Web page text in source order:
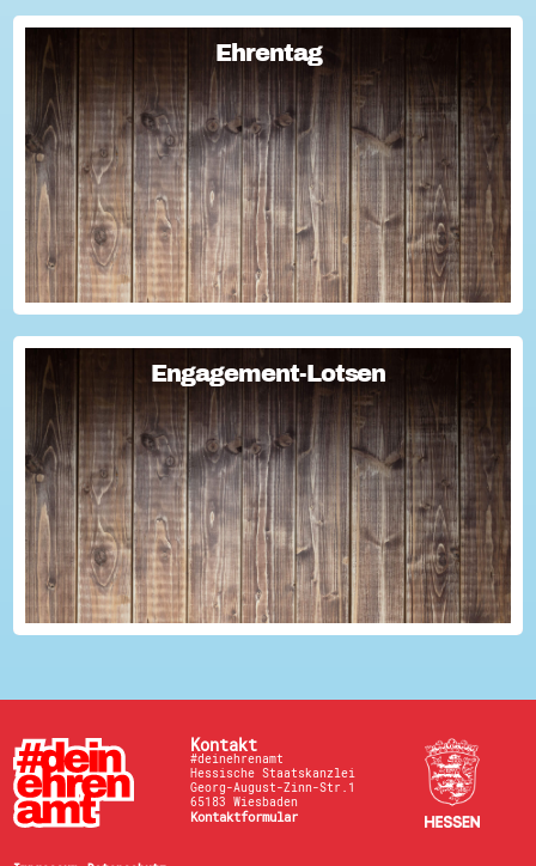
Ehrentag
Ehrentag
Macht den Ehrentag mit eurer Aktion zu eurem "hessischen
Ehrentag"...
Engagement-Lotsen
Engagement-Lotsen
Engagement-Lotsen tragen zu einer lebendigen
Engagementkultur und damit zu einer höheren
Lebensqualität für sich und andere bei. Sie bringen ihre
Erfahrungen im bürgerschaftlichen Engagement ein und ü...
Kontakt
#deinehrenamt
Hessische Staatskanzlei
Georg-August-Zinn-Str.1
65183 Wiesbaden
Kontaktformular